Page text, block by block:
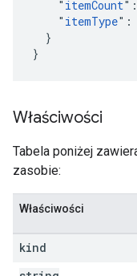
    "
itemCount":
    "
itemType":
  }
}
Właściwości
Tabela poniżej
zasobie:
Właściwości
kind